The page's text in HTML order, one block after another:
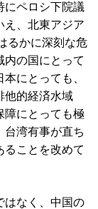
にペロシ下院議
え、北東アジア
るかに深刻な危
内の国にとって
にとっても、
他的経済水域
障にとっても極
台湾有事が直ち
ることを改めて
なく、中国の